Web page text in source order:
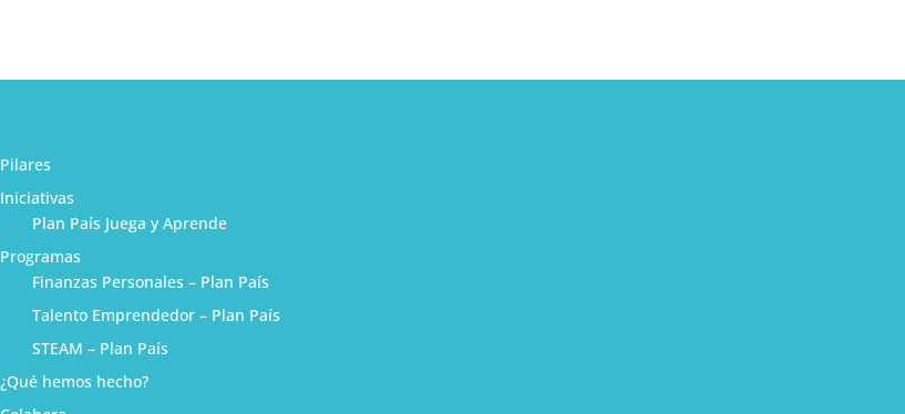
Pilares
Iniciativas
Plan País Juega y Aprende
Programas
Finanzas Personales – Plan País
Talento Emprendedor – Plan País
STEAM – Plan País
¿Qué hemos hecho?